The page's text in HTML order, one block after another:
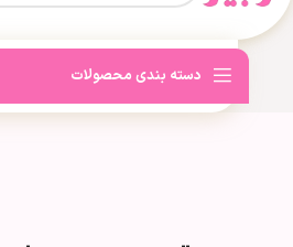
دسته بندی محصولات